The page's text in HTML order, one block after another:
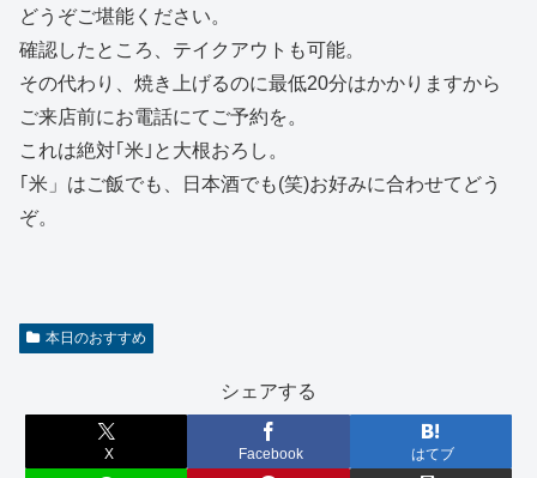
どうぞご堪能ください。
確認したところ、テイクアウトも可能。
その代わり、焼き上げるのに最低20分はかかりますから
ご来店前にお電話にてご予約を。
これは絶対｢米｣と大根おろし。
｢米」はご飯でも、日本酒でも(笑)お好みに合わせてどう
ぞ。
本日のおすすめ
シェアする
X Facebook はてブ